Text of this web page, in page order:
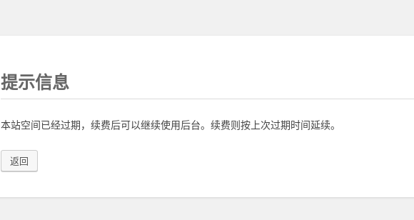
提示信息
本站空间已经过期，续费后可以继续使用后台。续费则按上次过期时间延续。
返回